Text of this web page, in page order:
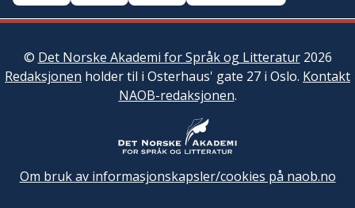
© Det Norske Akademi for Språk og Litteratur2026
Redaksjonen holder til i Osterhaus' gate 27 i Oslo. Kontakt
NAOB-redaksjonen.
Om bruk av informasjonskapsler/cookies på naob.no